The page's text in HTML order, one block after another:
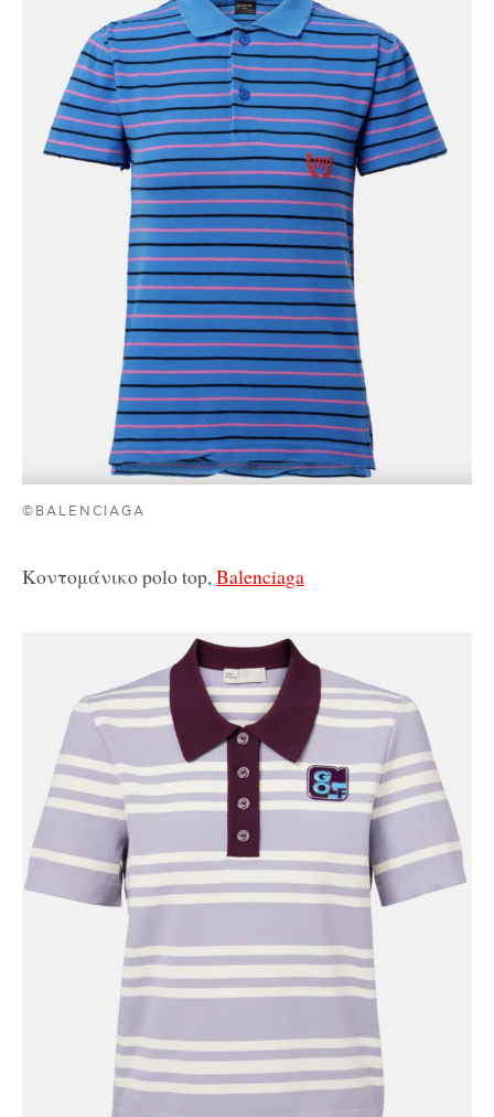
©BALENCIAGA
Κοντομάνικο polo top,Balenciaga